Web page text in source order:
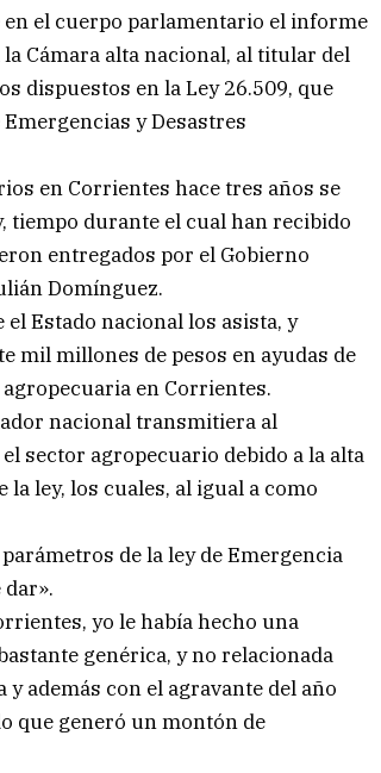
el cuerpo parlamentario el informe
Cámara alta nacional, al titular del
dispuestos en la Ley 26.509, que
y Desastres
en Corrientes hace tres años se
tiempo durante el cual han recibido
entregados por el Gobierno
Domínguez.
Estado nacional los asista, y
mil millones de pesos en ayudas de
en Corrientes.
nacional transmitiera al
sector agropecuario debido a la alta
ley, los cuales, al igual a como
de la ley de Emergencia
yo le había hecho una
genérica, y no relacionada
además con el agravante del año
que generó un montón de